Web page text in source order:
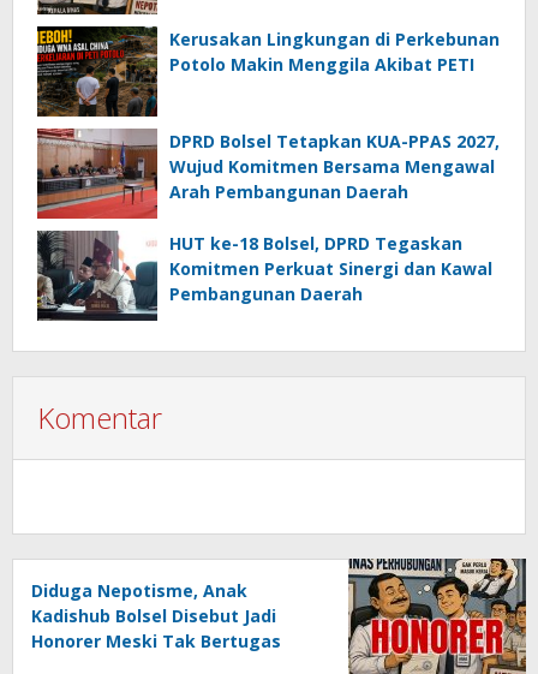
Kerusakan Lingkungan di Perkebunan
Potolo Makin Menggila Akibat PETI
DPRD Bolsel Tetapkan KUA-PPAS 2027,
Wujud Komitmen Bersama Mengawal
Arah Pembangunan Daerah
HUT ke-18 Bolsel, DPRD Tegaskan
Komitmen Perkuat Sinergi dan Kawal
Pembangunan Daerah
Komentar
Diduga Nepotisme, Anak
Kadishub Bolsel Disebut Jadi
Honorer Meski Tak Bertugas